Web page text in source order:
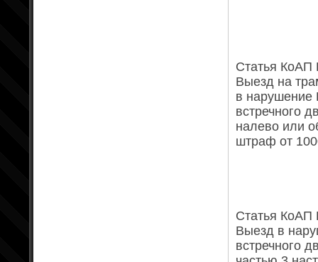
Статья КоАП
Выезд на
в нарушение
встречного
налево или
штраф от
Статья КоАП
Выезд в
встречного